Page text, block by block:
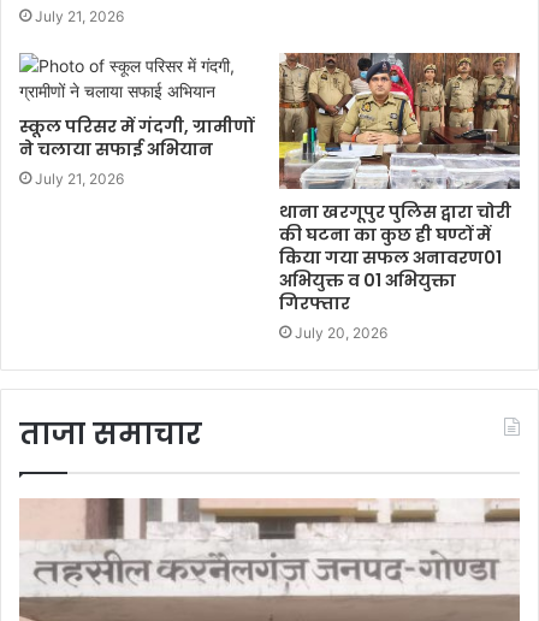
July 21, 2026
स्कूल परिसर में गंदगी, ग्रामीणों
ने चलाया सफाई अभियान
July 21, 2026
थाना खरगूपुर पुलिस द्वारा चोरी
की घटना का कुछ ही घण्टों में
किया गया सफल अनावरण01
अभियुक्त व 01 अभियुक्ता
गिरफ्तार
July 20, 2026
ताजा समाचार